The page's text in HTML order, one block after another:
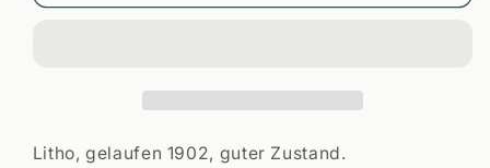
Litho, gelaufen 1902, guter Zustand.